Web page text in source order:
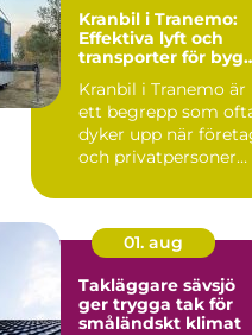
Kranbil i Tranemo:
Effektiva lyft och
transporter för
Kranbil i Tranemo är
ett begrepp som
dyker upp när
och privatpersoner
01. aug
Takläggare sävsjö
ger trygga tak för
småländskt klimat